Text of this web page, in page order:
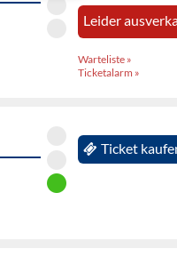
Leider
Warteliste »
Ticketalarm »
Ticket